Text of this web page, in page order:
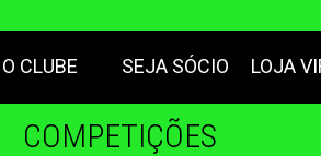
O CLUBE SEJA SÓCIO LOJA
COMPETIÇÕES